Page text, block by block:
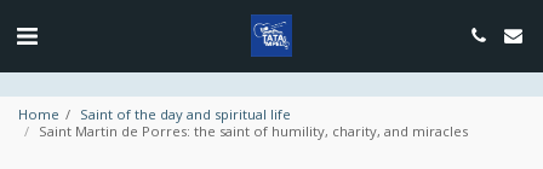
google.com, pub-4889604885818732, DIRECT, f08c47fec0942fa0
Home
Saint of the day and spiritual life
Saint Martin de Porres: the saint of humility, charity, and miracles